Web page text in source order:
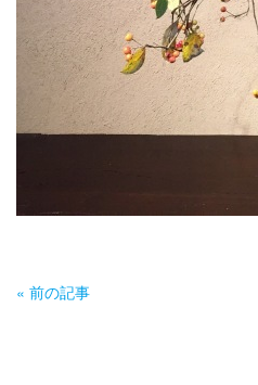
« 前の記事